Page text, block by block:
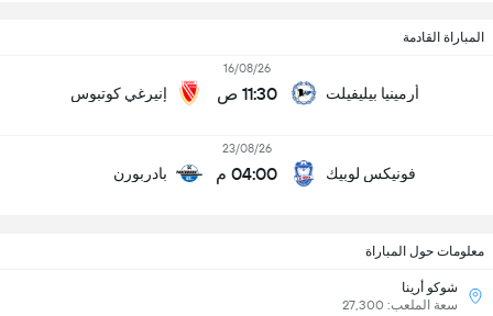
المباراة القادمة
أرمينيا بيليفيلت
16/08/26
11:30 ص إنيرغي كوتبوس
فونيكس لوبيك
23/08/26
04:00 م بادربورن
معلومات حول المباراة
شوكو أرينا
سعة الملعب: 27,300